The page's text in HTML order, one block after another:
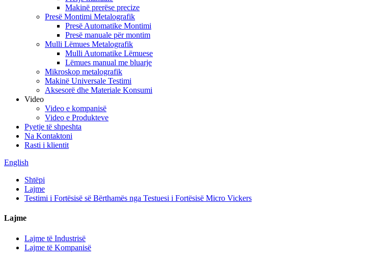
Makinë prerëse precize
Presë Montimi Metalografik
Presë Automatike Montimi
Presë manuale për montim
Mulli Lëmues Metalografik
Mulli Automatike Lëmuese
Lëmues manual me bluarje
Mikroskop metalografik
Makinë Universale Testimi
Aksesorë dhe Materiale Konsumi
Video
Video e kompanisë
Video e Produkteve
Pyetje të shpeshta
Na Kontaktoni
Rasti i klientit
English
Shtëpi
Lajme
Testimi i Fortësisë së Bërthamës nga Testuesi i Fortësisë Micro Vickers
Lajme
Lajme të Industrisë
Lajme të Kompanisë